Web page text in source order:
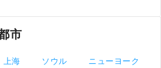
市
上海 ソウル
ニューヨーク